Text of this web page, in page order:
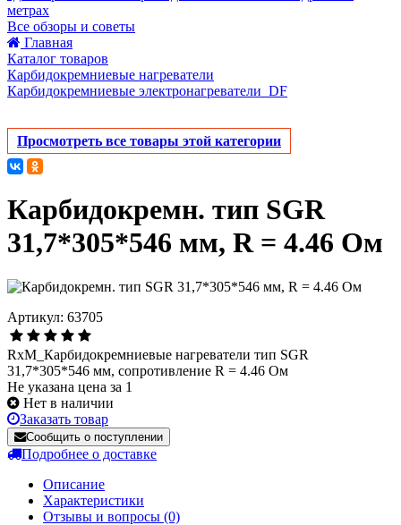
метрах
Все обзоры и советы
Главная
Каталог товаров
Карбидокремниевые нагреватели
Карбидокремниевые электронагреватели_DF
Просмотреть все товары этой категории
Карбидокремн. тип SGR
31,7*305*546 мм, R = 4.46 Ом
Артикул: 63705
RxM_Карбидокремниевые нагреватели тип SGR
31,7*305*546 мм, сопротивление R = 4.46 Ом
Не указана цена за 1
Нет в наличии
Заказать товар
Сообщить о поступлении
Подробнее о доставке
Описание
Характеристики
Отзывы и вопросы (0)